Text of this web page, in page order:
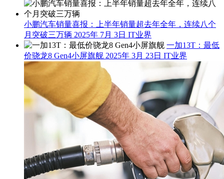
小鹏汽车销量喜报：上半年销量超去年全年，连续八个
月突破三万辆 2025年 7月 3日 IT业界
一加13T：最低
价骁龙8 Gen4小屏旗舰 2025年 3月 23日 IT业界